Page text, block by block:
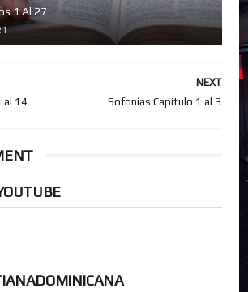
1 Al 27
NEXT
Sofonías Capitulo 1 al 3
al 14